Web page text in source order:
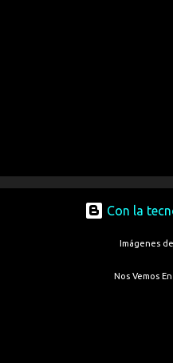
Con la
Imágenes
Nos Vemos